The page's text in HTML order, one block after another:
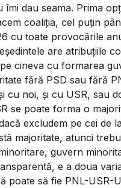
îmi dau seama. Prima
coaliția, cel puțin
cu toate provocările
are atribuțiile
cineva cu formarea
fără PSD sau fără
cu noi, și cu USR, sau
se poate forma o
excludem pe cei de
majoritate, atunci
guvern
e a doua
poate să fie PNL-USR-